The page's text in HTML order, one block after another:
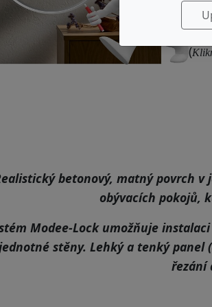
(
betonový, matný povrch
obývacích pokojů,
Modee-Lockumožňuje instalaci
stěny. Lehký a tenký
řezání